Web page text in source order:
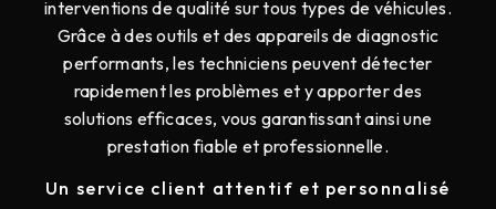
interventions de qualité sur tous types de véhicules.
Grâce à des outils et des appareils de diagnostic
performants, les techniciens peuvent détecter
rapidement les problèmes et y apporter des
solutions efficaces, vous garantissant ainsi une
prestation fiable et professionnelle.
Un service client attentif et personnalisé